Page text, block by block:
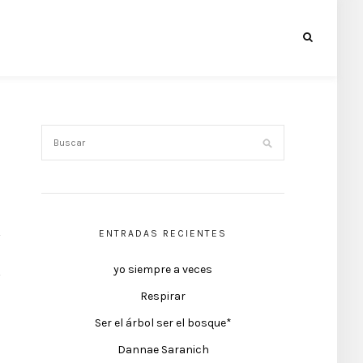
ENTRADAS RECIENTES
yo siempre a veces
Respirar
Ser el árbol ser el bosque*
Dannae Saranich